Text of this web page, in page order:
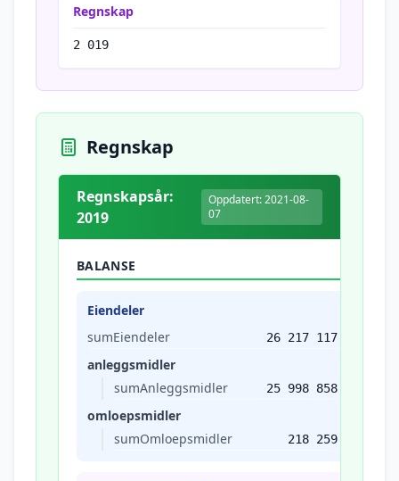
Regnskap
2 019
Regnskap
Regnskapsår:
2019
Oppdatert: 2021-08-
07
BALANSE
Eiendeler
sumEiendeler
26 217 117
anleggsmidler
sumAnleggsmidler
25 998 858
omloepsmidler
sumOmloepsmidler
218 259